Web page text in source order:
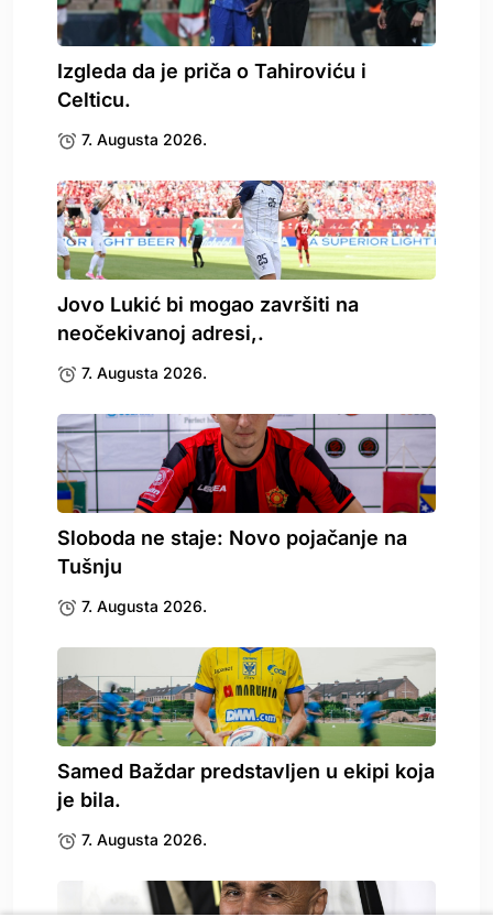
Izgleda da je priča o Tahiroviću i
Celticu.
7. Augusta 2026.
Jovo Lukić bi mogao završiti na
neočekivanoj adresi,.
7. Augusta 2026.
Sloboda ne staje: Novo pojačanje na
Tušnju
7. Augusta 2026.
Samed Baždar predstavljen u ekipi koja
je bila.
7. Augusta 2026.